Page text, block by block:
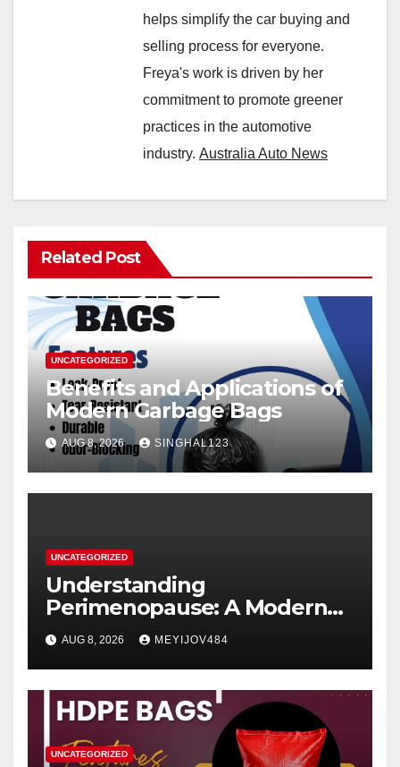
helps simplify the car buying and
selling process for everyone.
Freya's work is driven by her
commitment to promote greener
practices in the automotive
industry. Australia Auto News
Related Post
UNCATEGORIZED
Benefits and Applications of
Modern Garbage Bags
AUG 8, 2026 SINGHAL123
UNCATEGORIZED
Understanding
Perimenopause: A Modern
Women’s Health Perspective
AUG 8, 2026 MEYIJOV484
UNCATEGORIZED